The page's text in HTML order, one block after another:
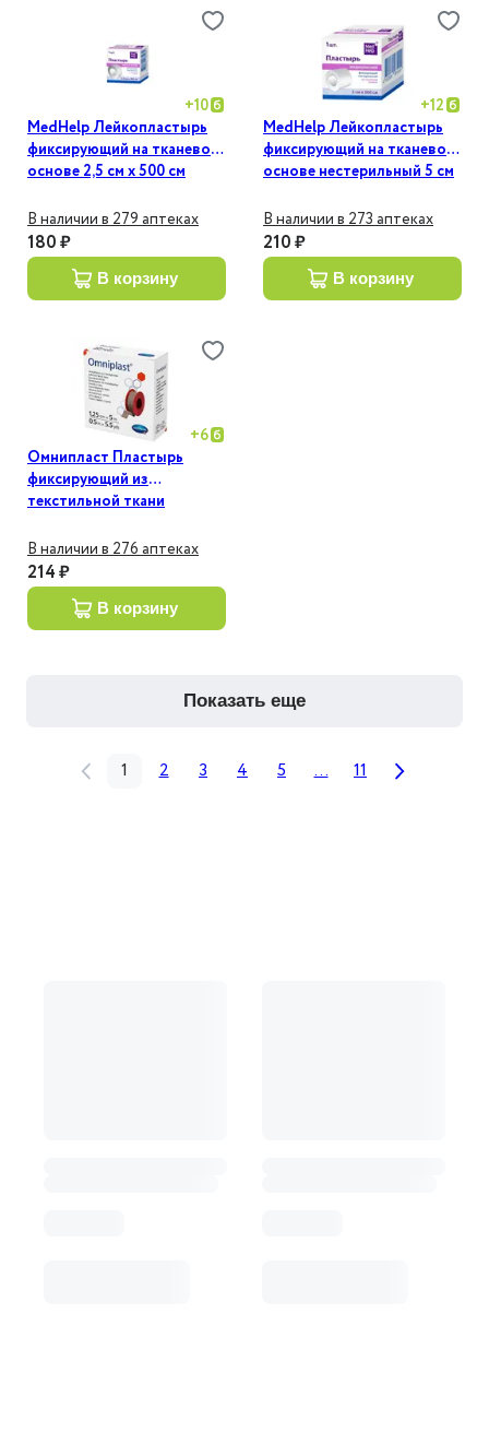
+10
MedHelp Лейкопластырь
фиксирующий на тканевой
основе 2,5 см х 500 см
В наличии в 279 аптеках
180 ₽
в корзину
+12
MedHelp Лейкопластырь
фиксирующий на тканевой
основе нестерильный 5 см
В наличии в 273 аптеках
210 ₽
в корзину
+6
Омнипласт Пластырь
фиксирующий из
текстильной ткани
В наличии в 276 аптеках
214 ₽
в корзину
показать еще
1 2 3 4 5 ... 11